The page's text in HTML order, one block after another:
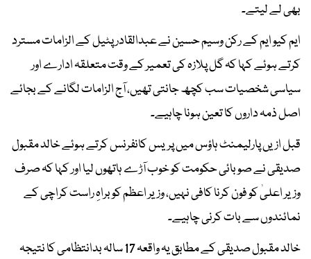
بھی لے لیتے۔
ایم کیو ایم کے رکن وسیم حسین نے عبدالقادر پٹیل کے الزامات مسترد
کرتے ہوئے کہا کہ گل پلازہ کی تعمیر کے وقت متعلقہ ادارے اور
سیاسی شخصیات سب کچھ جانتی تھیں، آج الزامات لگانے کے بجائے
اصل ذمہ داروں کا تعین ہونا چاہیے۔
قبل ازیں پارلیمنٹ ہاؤس میں پریس کانفرنس کرتے ہوئے خالد مقبول
صدیقی نے صوبائی حکومت کو خوب آڑے ہاتھوں لیا اور کہا کہ صرف
وزیر اعلیٰ کو فون کرنا کافی نہیں، وزیر اعظم کو براہِ راست کراچی کے
نمائندوں سے بات کرنی چاہیے۔
خالد مقبول صدیقی کے مطابق یہ واقعہ 17 سالہ بدانتظامی کا نتیجہ